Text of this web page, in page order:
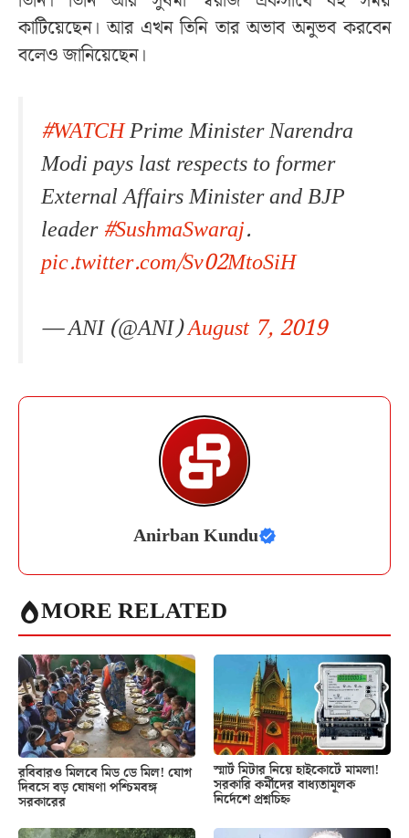
কাটিয়েছেন। আর এখন তিনি তার অভাব অনুভব করবেন
বলেও জানিয়েছেন।
#WATCHPrime Minister Narendra
Modi pays last respects to former
External Affairs Minister and BJP
leader#SushmaSwaraj.
pic.twitter.com/Sv02MtoSiH
— ANI (@ANI)August 7, 2019
Anirban Kundu
MORE RELATED
রবিবারও মিলবে মিড ডে মিল! যোগ
দিবসে বড় ঘোষণা পশ্চিমবঙ্গ
সরকারের
স্মার্ট মিটার নিয়ে হাইকোর্টে মামলা!
সরকারি কর্মীদের বাধ্যতামূলক
নির্দেশে প্রশ্নচিহ্ন